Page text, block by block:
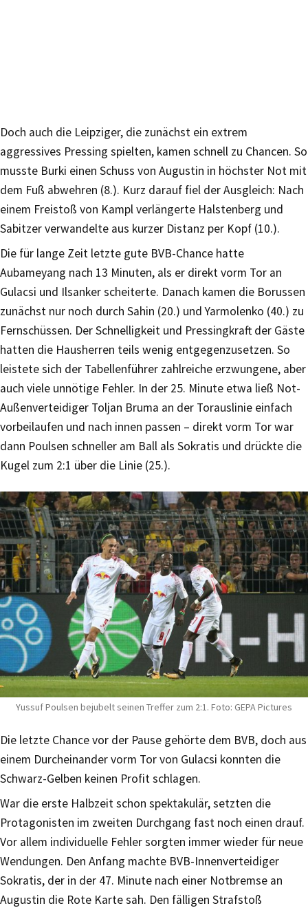
Doch auch die Leipziger, die zunächst ein extrem
aggressives Pressing spielten, kamen schnell zu Chancen. So
musste Burki einen Schuss von Augustin in höchster Not mit
dem Fuß abwehren (8.). Kurz darauf fiel der Ausgleich: Nach
einem Freistoß von Kampl verlängerte Halstenberg und
Sabitzer verwandelte aus kurzer Distanz per Kopf (10.).
Die für lange Zeit letzte gute BVB-Chance hatte
Aubameyang nach 13 Minuten, als er direkt vorm Tor an
Gulacsi und Ilsanker scheiterte. Danach kamen die Borussen
zunächst nur noch durch Sahin (20.) und Yarmolenko (40.) zu
Fernschüssen. Der Schnelligkeit und Pressingkraft der Gäste
hatten die Hausherren teils wenig entgegenzusetzen. So
leistete sich der Tabellenführer zahlreiche erzwungene, aber
auch viele unnötige Fehler. In der 25. Minute etwa ließ Not-
Außenverteidiger Toljan Bruma an der Torauslinie einfach
vorbeilaufen und nach innen passen – direkt vorm Tor war
dann Poulsen schneller am Ball als Sokratis und drückte die
Kugel zum 2:1 über die Linie (25.).
Yussuf Poulsen bejubelt seinen Treffer zum 2:1. Foto: GEPA Pictures
Die letzte Chance vor der Pause gehörte dem BVB, doch aus
einem Durcheinander vorm Tor von Gulacsi konnten die
Schwarz-Gelben keinen Profit schlagen.
War die erste Halbzeit schon spektakulär, setzten die
Protagonisten im zweiten Durchgang fast noch einen drauf.
Vor allem individuelle Fehler sorgten immer wieder für neue
Wendungen. Den Anfang machte BVB-Innenverteidiger
Sokratis, der in der 47. Minute nach einer Notbremse an
Augustin die Rote Karte sah. Den fälligen Strafstoß